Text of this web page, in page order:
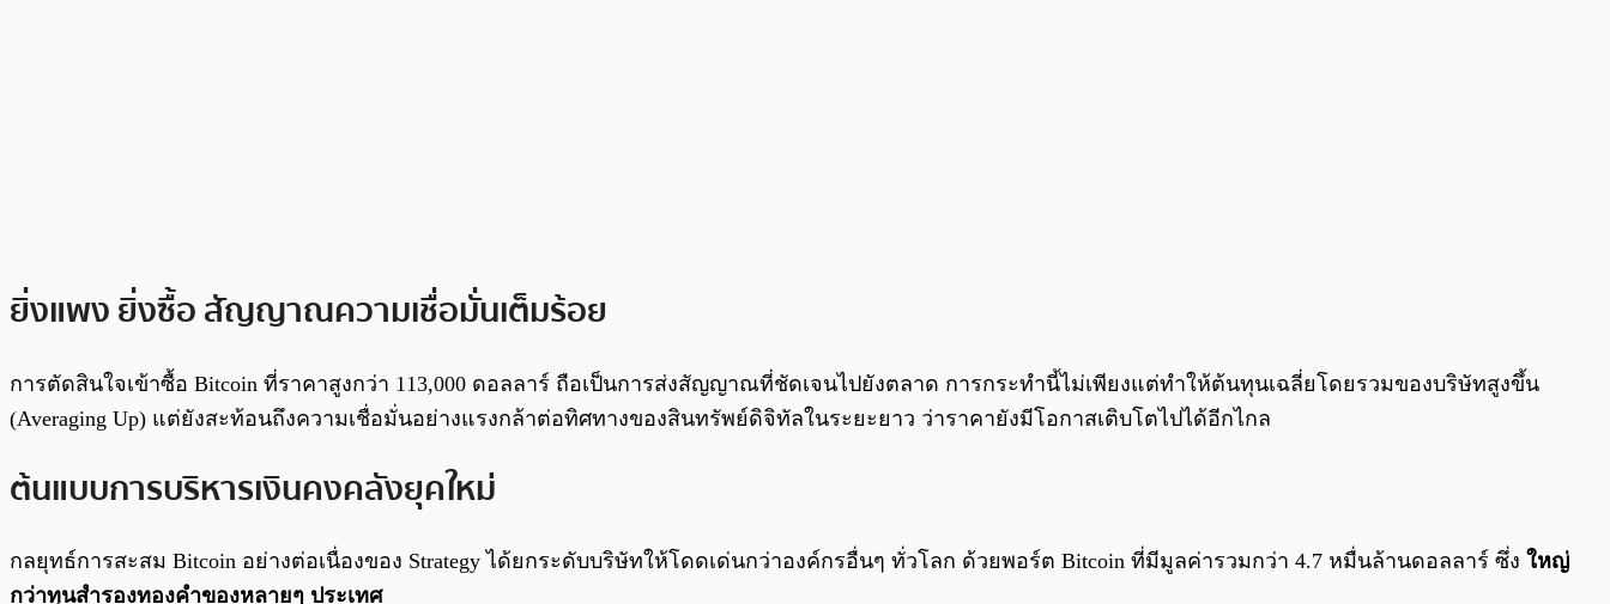
ยิ่งแพง ยิ่งซื้อ สัญญาณความเชื่อมั่นเต็มร้อย
การตัดสินใจเข้าซื้อ Bitcoin ที่ราคาสูงกว่า 113,000 ดอลลาร์ ถือเป็นการส่งสัญญาณที่ชัดเจนไปยังตลาด การกระทำนี้ไม่เพียงแต่ทำให้ต้นทุนเฉลี่ยโดยรวมของบริษัทสูงขึ้น
(Averaging Up) แต่ยังสะท้อนถึงความเชื่อมั่นอย่างแรงกล้าต่อทิศทางของสินทรัพย์ดิจิทัลในระยะยาว ว่าราคายังมีโอกาสเติบโตไปได้อีกไกล
ต้นแบบการบริหารเงินคงคลังยุคใหม่
กลยุทธ์การสะสม Bitcoin อย่างต่อเนื่องของ Strategy ได้ยกระดับบริษัทให้โดดเด่นกว่าองค์กรอื่นๆ ทั่วโลก ด้วยพอร์ต Bitcoin ที่มีมูลค่ารวมกว่า 4.7 หมื่นล้านดอลลาร์ ซึ่ง ใหญ่
กว่าทุนสำรองทองคำของหลายๆ ประเทศ